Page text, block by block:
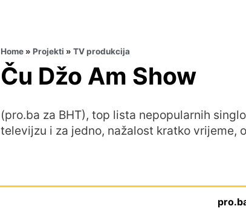
Home» Projekti » TV produkcija
Ču Džo Am Show
(pro.ba za BHT), top lista nepopularnih
televijzu i za jedno, nažalost kratko vrijeme,